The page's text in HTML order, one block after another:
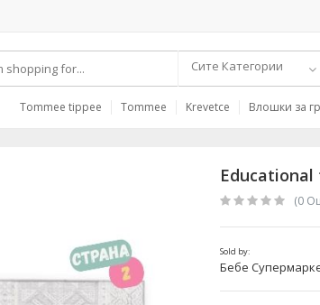
Сите Категории
Tommee tippee Tommee Krevetce Влошки за
Educational
(0
Sold by:
Бебе